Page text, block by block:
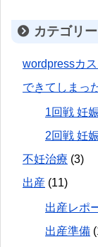
カテゴリー
wordpressカ
できてしまっ
1回戦 妊
2回戦 妊
不妊治療 (3)
出産 (11)
出産レポ
出産準備